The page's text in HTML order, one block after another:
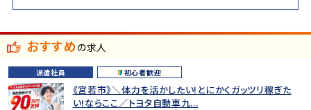
おすすめの求人
派遣社員 初心者歓迎
《宮若市》＼体力を活かしたい!とにかくガッツリ稼ぎた
い!ならここ／トヨタ自動車九...